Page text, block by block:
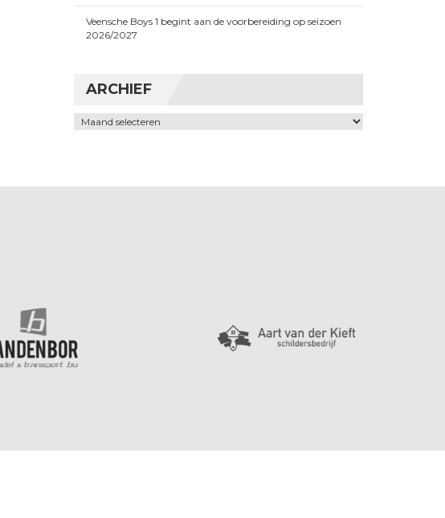
Veensche Boys 1 begint aan de voorbereiding op seizoen
2026/2027
ARCHIEF
Archief